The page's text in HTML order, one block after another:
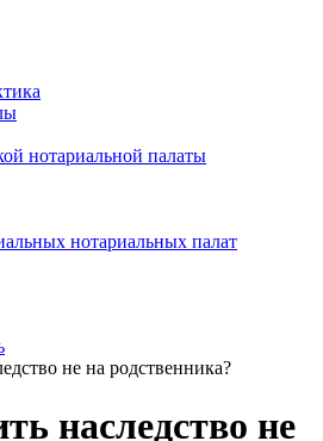
нотариальной палаты
нотариальных палат
не на родственника?
наследство не